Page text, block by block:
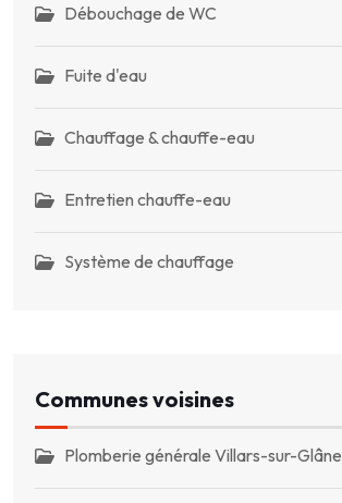
Débouchage de WC
Fuite d'eau
Chauffage & chauffe-eau
Entretien chauffe-eau
Système de chauffage
Communes voisines
Plomberie générale Villars-sur-Glâne